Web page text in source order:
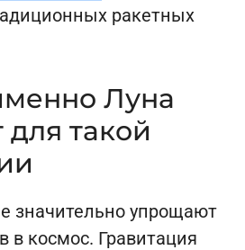
ракетных
Луна
для такой
значительно упрощают
в космос. Гравитация